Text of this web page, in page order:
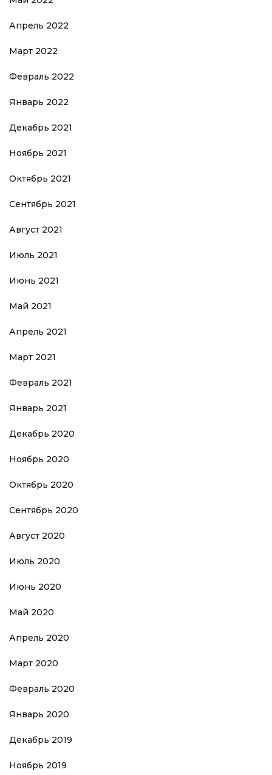
Апрель 2022
Март 2022
Февраль 2022
Январь 2022
Декабрь 2021
Ноябрь 2021
Октябрь 2021
Сентябрь 2021
Август 2021
Июль 2021
Июнь 2021
Май 2021
Апрель 2021
Март 2021
Февраль 2021
Январь 2021
Декабрь 2020
Ноябрь 2020
Октябрь 2020
Сентябрь 2020
Август 2020
Июль 2020
Июнь 2020
Май 2020
Апрель 2020
Март 2020
Февраль 2020
Январь 2020
Декабрь 2019
Ноябрь 2019